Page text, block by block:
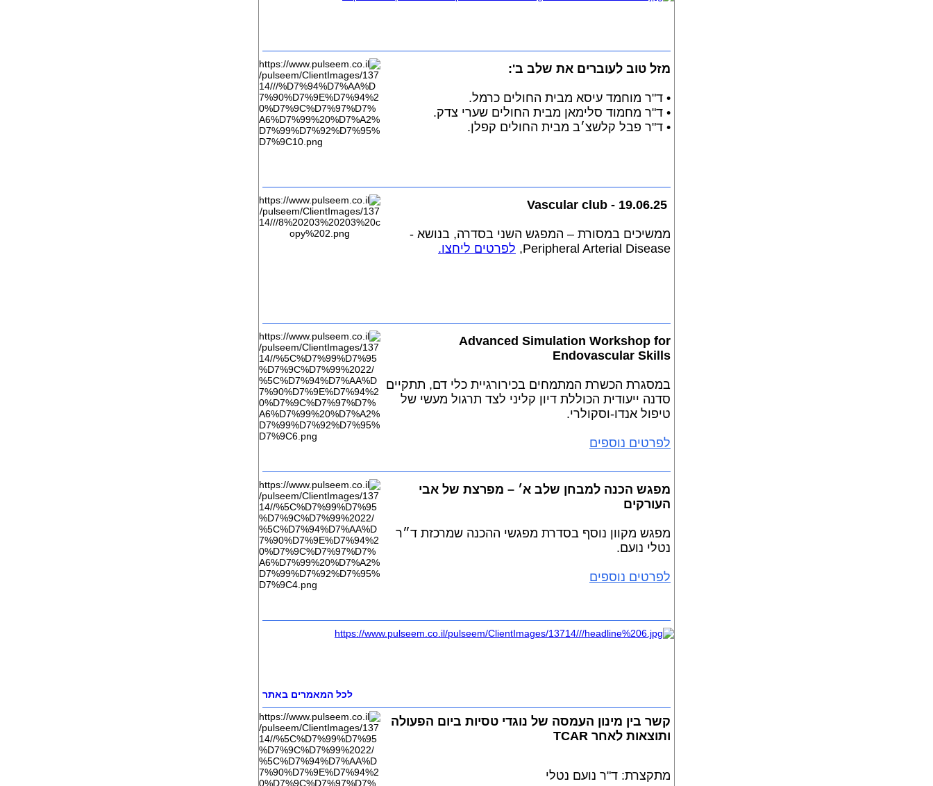
מזל טוב לעוברים את שלב ב':
• ד"ר מוחמד עיסא מבית החולים כרמל.
• ד"ר מחמוד סלימאן מבית החולים שערי צדק.
• ד"ר פבל קלשצ׳ב מבית החולים קפלן.
ממשיכים במסורת – המפגש השני בסדרה, בנושא -
Peripheral Arterial Disease, לפרטים ליחצו.
Advanced Simulation Workshop for
Endovascular Skills
במסגרת הכשרת המתמחים בכירורגיית כלי דם, תתקיים
סדנה ייעודית הכוללת דיון קליני לצד תרגול מעשי של
טיפול אנדו-וסקולרי.
לפרטים נוספים
מפגש הכנה למבחן שלב א׳ – מפרצת של אבי
העורקים
מפגש מקוון נוסף בסדרת מפגשי ההכנה שמרכזת ד״ר
נטלי נועם.
לפרטים נוספים
לכל המאמרים באתר
קשר בין מינון העמסה של נוגדי טסיות ביום הפעולה
ותוצאות לאחר TCAR
מתקצרת: ד"ר נועם נטלי